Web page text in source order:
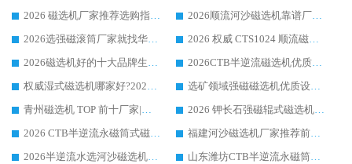
2026 磁选机厂家推荐选购指南，实地走访参考华体会手机网页版-华体会(中国) 合作口碑表现
2026顺流河沙磁选机靠谱厂家推荐 华体会手机网页版-华体会(中国) 实力口碑精选
2026选强磁滚筒厂家就找华体会手机网页版-华体会(中国) _口碑过硬用料扎实_性价比优势突出
2026 权威 CTS1024 顺流磁选机精选生产厂家优质设备推荐
2026磁选机好的十大品牌生产厂家排名|华体会手机网页版-华体会(中国) 凭实力入磅
2026CTB半逆流磁选机优质厂家推荐：华体会手机网页版-华体会(中国) ，行业标杆生产厂家
权威湿式磁选机哪家好?2026 实测榜单出炉，潍坊华体会手机网页版-华体会(中国) 大厂实力领跑
选矿领域强磁磁选机优质设备推荐榜 TOP1：潍坊华体会手机网页版-华体会(中国) 凭实力出圈
青州磁选机 TOP 前十厂家|靠谱品牌怎么选?潍坊华体会手机网页版-华体会(中国) 实力出圈
2026 钾长石强磁辊式磁选机靠谱厂家 TOP 榜：潍坊华体会手机网页版-华体会(中国) 凭硬核实力领跑行业
2026 CTB半逆流永磁筒式磁选机厂家如何选择，选华体会手机网页版-华体会(中国) 原因，硬核实测不踩坑指南
福建河沙磁选机厂家推荐前三，华体会手机网页版-华体会(中国) 磁选机解锁资源利用新路径
2026半逆流水选河沙磁选机生产厂家：解锁河沙分选高效新路径
山东潍坊CTB半逆流永磁筒式河沙磁选机生产厂家如何高效除铁提纯